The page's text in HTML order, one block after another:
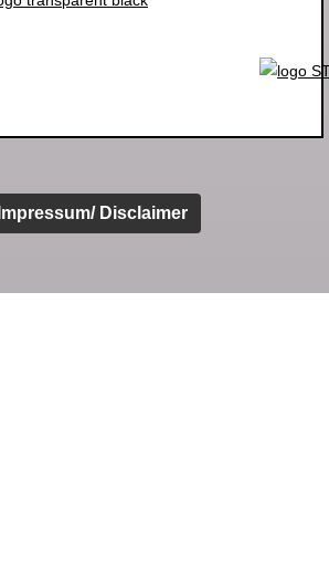
Impressum/ Disclaimer